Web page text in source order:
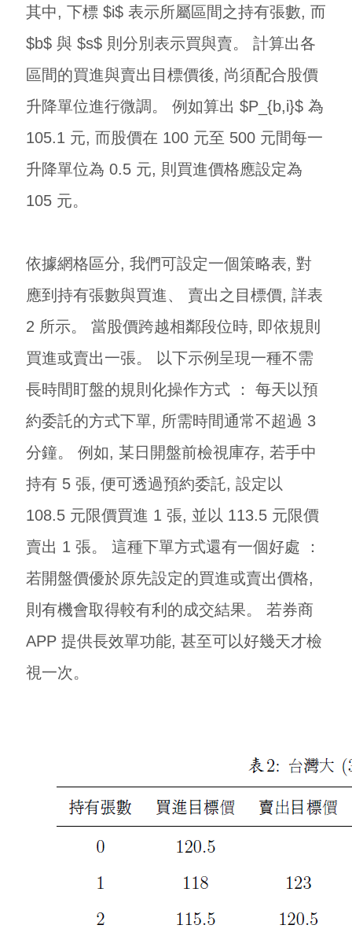
其中, 下標 $i$ 表示所屬區間之持有張數, 而
$b$ 與 $s$ 則分別表示買與賣。 計算出各
區間的買進與賣出目標價後, 尚須配合股價
升降單位進行微調。 例如算出 $P_{b,i}$ 為
105.1 元, 而股價在 100 元至 500 元間每一
升降單位為 0.5 元, 則買進價格應設定為
105 元。
依據網格區分, 我們可設定一個策略表, 對
應到持有張數與買進、 賣出之目標價, 詳表
2 所示。 當股價跨越相鄰段位時, 即依規則
買進或賣出一張。 以下示例呈現一種不需
長時間盯盤的規則化操作方式 ： 每天以預
約委託的方式下單, 所需時間通常不超過 3
分鐘。 例如, 某日開盤前檢視庫存, 若手中
持有 5 張, 便可透過預約委託, 設定以
108.5 元限價買進 1 張, 並以 113.5 元限價
賣出 1 張。 這種下單方式還有一個好處 ：
若開盤價優於原先設定的買進或賣出價格,
則有機會取得較有利的成交結果。 若券商
APP 提供長效單功能, 甚至可以好幾天才檢
視一次。